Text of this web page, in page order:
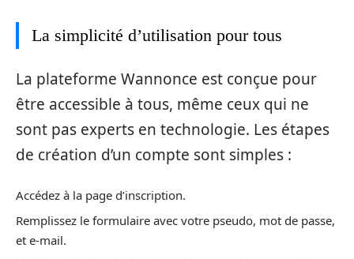
La simplicité d’utilisation pour tous
La plateforme Wannonce est conçue pour
être accessible à tous, même ceux qui ne
sont pas experts en technologie. Les étapes
de création d’un compte sont simples :
Accédez à la page d’inscription.
Remplissez le formulaire avec votre pseudo, mot de passe,
et e-mail.